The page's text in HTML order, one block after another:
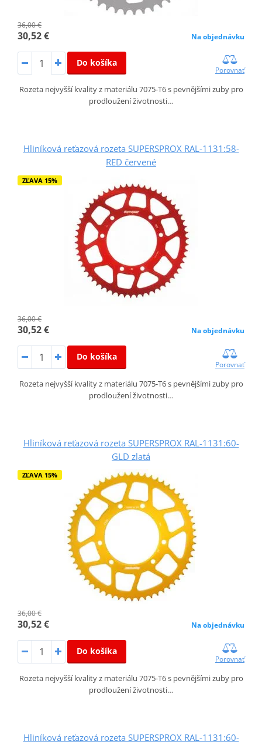
36,00 €
30,52 € Na objednávku
Do košíka
Porovnať
Rozeta nejvyšší kvality z materiálu 7075-T6 s pevnějšími zuby pro
prodloužení životnosti…
Hliníková reťazová rozeta SUPERSPROX RAL-1131:58-
RED červené
ZĽAVA 15%
36,00 €
30,52 € Na objednávku
Do košíka
Porovnať
Rozeta nejvyšší kvality z materiálu 7075-T6 s pevnějšími zuby pro
prodloužení životnosti…
Hliníková reťazová rozeta SUPERSPROX RAL-1131:60-
GLD zlatá
ZĽAVA 15%
36,00 €
30,52 € Na objednávku
Do košíka
Porovnať
Rozeta nejvyšší kvality z materiálu 7075-T6 s pevnějšími zuby pro
prodloužení životnosti…
Hliníková reťazová rozeta SUPERSPROX RAL-1131:60-